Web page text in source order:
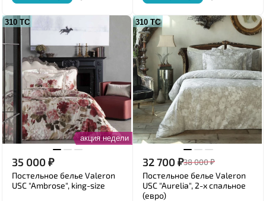
акция недели
310 ТС
35 000₽
Постельное белье Valeron
USC "Ambrose", king-size
310 ТС
32 700₽38 000₽
Постельное белье Valeron
USC "Aurelia", 2-х спальное
(евро)